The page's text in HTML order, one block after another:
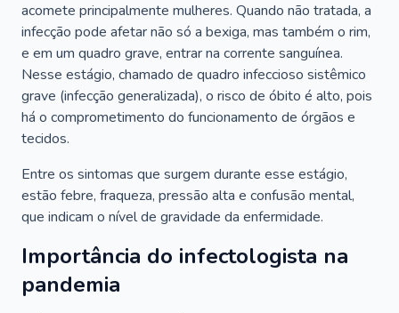
acomete principalmente mulheres. Quando não tratada, a
infecção pode afetar não só a bexiga, mas também o rim,
e em um quadro grave, entrar na corrente sanguínea.
Nesse estágio, chamado de quadro infeccioso sistêmico
grave (infecção generalizada), o risco de óbito é alto, pois
há o comprometimento do funcionamento de órgãos e
tecidos.
Entre os sintomas que surgem durante esse estágio,
estão febre, fraqueza, pressão alta e confusão mental,
que indicam o nível de gravidade da enfermidade.
Importância do infectologista na
pandemia